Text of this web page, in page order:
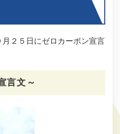
２５日にゼロカーボン宣言
言文～